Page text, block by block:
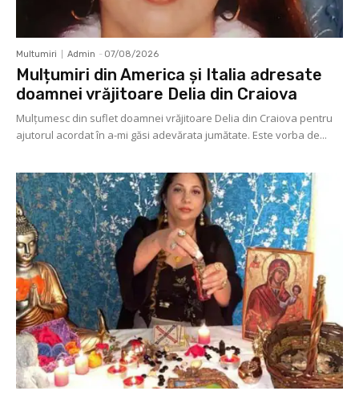
Multumiri Admin - 07/08/2026
Mulțumiri din America și Italia adresate
doamnei vrăjitoare Delia din Craiova
Mulţumesc din suflet doamnei vrăjitoare Delia din Craiova pentru
ajutorul acordat în a-mi găsi adevărata jumătate. Este vorba de...